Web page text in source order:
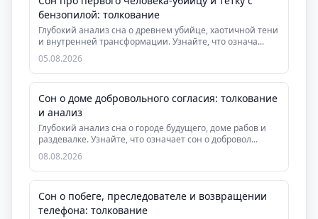
бензопилой: толкование
Глубокий анализ сна о древнем убийце, хаотичной тени
и внутренней трансформации. Узнайте, что означа...
05.08.2026
Сон о доме добровольного согласия: толкование
и анализ
Глубокий анализ сна о городе будущего, доме рабов и
раздевалке. Узнайте, что означает сон о добровол...
08.08.2026
Сон о побеге, преследователе и возвращении
телефона: толкование